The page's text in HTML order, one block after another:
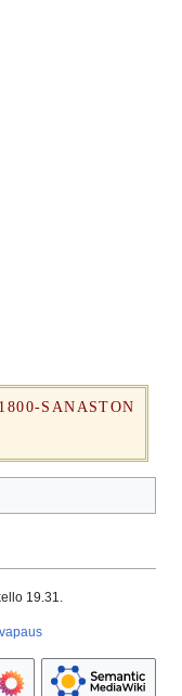
SANASTON
19.31.